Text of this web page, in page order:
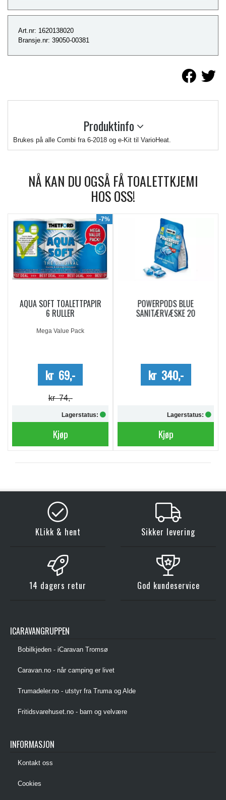
Art.nr: 1620138020
Bransje.nr: 39050-00381
Produktinfo
Brukes på alle Combi fra 6-2018 og e-Kit til VarioHeat.
NÅ KAN DU OGSÅ FÅ TOALETTKJEMI
HOS OSS!
-7%
AQUA SOFT TOALETTPAPIR
6 RULLER
Mega Value Pack
kr 69,-
kr 74,-
Lagerstatus:
Kjøp
POWERPODS BLUE
SANITÆRVÆSKE 20
kr 340,-
Lagerstatus:
Kjøp
KLikk & hent Sikker levering
14 dagers retur God kundeservice
ICARAVANGRUPPEN
Bobilkjeden - iCaravan Tromsø
Caravan.no - når camping er livet
Trumadeler.no - utstyr fra Truma og Alde
Fritidsvarehuset.no - barn og velvære
INFORMASJON
Kontakt oss
Cookies